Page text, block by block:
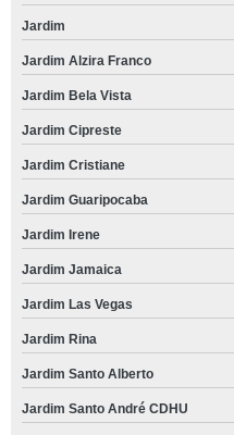
Jardim
Jardim Alzira Franco
Jardim Bela Vista
Jardim Cipreste
Jardim Cristiane
Jardim Guaripocaba
Jardim Irene
Jardim Jamaica
Jardim Las Vegas
Jardim Rina
Jardim Santo Alberto
Jardim Santo André CDHU